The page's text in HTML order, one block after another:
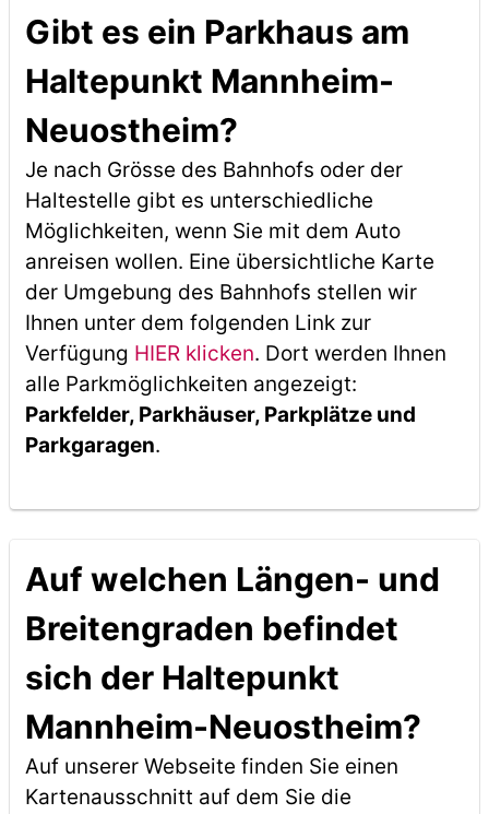
Gibt es ein Parkhaus am
Haltepunkt Mannheim-
Neuostheim?
Je nach Grösse des Bahnhofs oder der
Haltestelle gibt es unterschiedliche
Möglichkeiten, wenn Sie mit dem Auto
anreisen wollen. Eine übersichtliche Karte
der Umgebung des Bahnhofs stellen wir
Ihnen unter dem folgenden Link zur
Verfügung HIER klicken. Dort werden Ihnen
alle Parkmöglichkeiten angezeigt:
Parkfelder, Parkhäuser, Parkplätze und
Parkgaragen.
Auf welchen Längen- und
Breitengraden befindet
sich der Haltepunkt
Mannheim-Neuostheim?
Auf unserer Webseite finden Sie einen
Kartenausschnitt auf dem Sie die